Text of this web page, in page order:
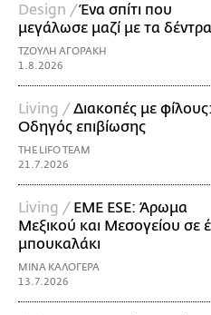
Design /Ένα σπίτι που
μεγάλωσε μαζί με τα
ΤΖΟΥΛΗ ΑΓΟΡΑΚΗ
1.8.2026
Living /Διακοπές με φίλους:
Οδηγός επιβίωσης
THE LIFO TEAM
21.7.2026
Living / EME ESE: Άρωμα
Μεξικού και Μεσογείου σε
μπουκαλάκι
ΜΙΝΑ ΚΑΛΟΓΕΡΑ
13.7.2026